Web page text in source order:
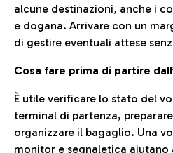
alcune destinazioni, anche i
e dogana. Arrivare con un
di gestire eventuali attese
Cosa fare prima di partire
È utile verificare lo stato del
terminal di partenza,
organizzare il bagaglio. Una
monitor e segnaletica aiutano